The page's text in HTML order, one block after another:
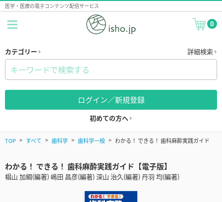
医学・医療の電子コンテンツ配信サービス
0
カテゴリー 詳細検索
ログイン／新規登録
初めての方へ
TOP すべて 歯科学 歯科学一般 わかる！ できる！ 歯科麻酔実践ガイド
わかる！ できる！ 歯科麻酔実践ガイド【電子版】
椙山 加綱(編著) 嶋田 昌彦(編著) 深山 治久(編著) 丹羽 均(編著)